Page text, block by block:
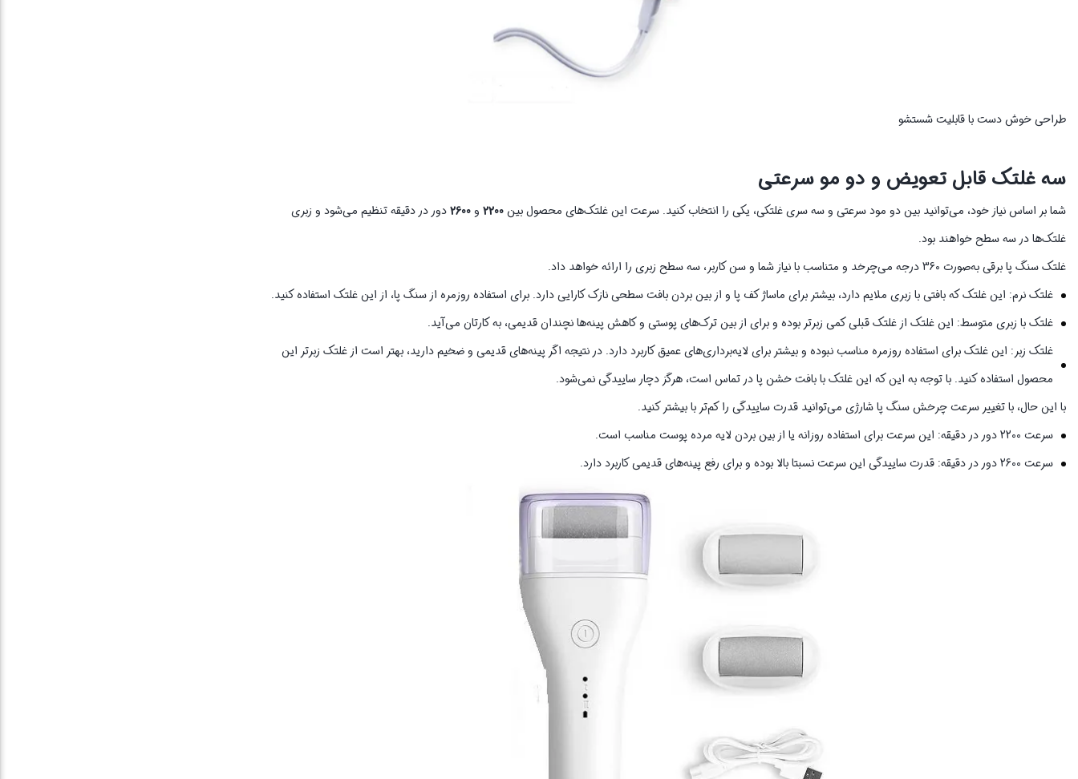
طراحی خوش دست با قابلیت شستشو
سه غلتک قابل تعویض و دو مو سرعتی
شما بر اساس نیاز خود، می‌توانید بین دو مود سرعتی و سه سری غلتکی، یکی را انتخاب کنید. سرعت این غلتک‌های محصول بین2200 و2600دور در دقیقه تنظیم می‌شود و زبری
غلتک‌ها در سه سطح خواهند بود.
غلتک سنگ پا برقی به‌صورت 360 درجه می‌چرخد و متناسب با نیاز شما و سن کاربر، سه سطح زبری را ارائه خواهد داد.
غلتک نرم: این غلتک که بافتی با زبری ملایم دارد، بیشتر برای ماساژ کف پا و از بین بردن بافت سطحی نازک کارایی دارد. برای استفاده روزمره از سنگ پا، از این غلتک استفاده کنید.
غلتک با زبری متوسط: این غلتک از غلتک قبلی کمی‌ زبرتر بوده و برای از بین ترک‌های پوستی و کاهش پینه‌ها نچندان قدیمی، به کارتان می‌آید.
غلتک زبر: این غلتک برای استفاده روزمره مناسب نبوده و بیشتر برای لایه‌برداری‌های عمیق کاربرد دارد. در نتیجه اگر پینه‌های قدیمی و ضخیم دارید، بهتر است از غلتک زبرتر این
محصول استفاده کنید. با توجه به این که این غلتک با بافت خشن پا در تماس است، هرگز دچار ساییدگی نمی‌شود.
با این حال، با تغییر سرعت چرخش سنگ پا شارژی می‌توانید قدرت ساییدگی را کم‌تر با بیشتر کنید.
سرعت 2200 دور در دقیقه: این سرعت برای استفاده روزانه یا از بین بردن لایه مرده پوست مناسب است.
سرعت 2600 دور در دقیقه: قدرت ساییدگی این سرعت نسبتا بالا بوده و برای رفع پینه‌های قدیمی کاربرد دارد.